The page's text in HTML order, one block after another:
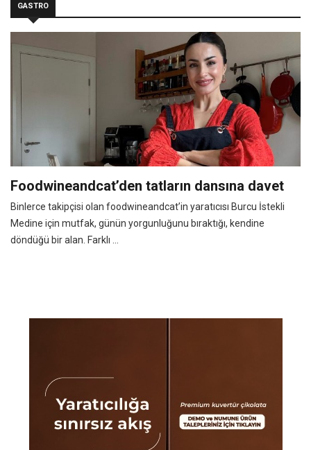
GASTRO
Foodwineandcat’den tatların dansına davet
Binlerce takipçisi olan foodwineandcat’in yaratıcısı Burcu İstekli
Medine için mutfak, günün yorgunluğunu bıraktığı, kendine
döndüğü bir alan. Farklı ...